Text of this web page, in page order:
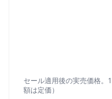
セール適用後の実売価格。
額は定価）